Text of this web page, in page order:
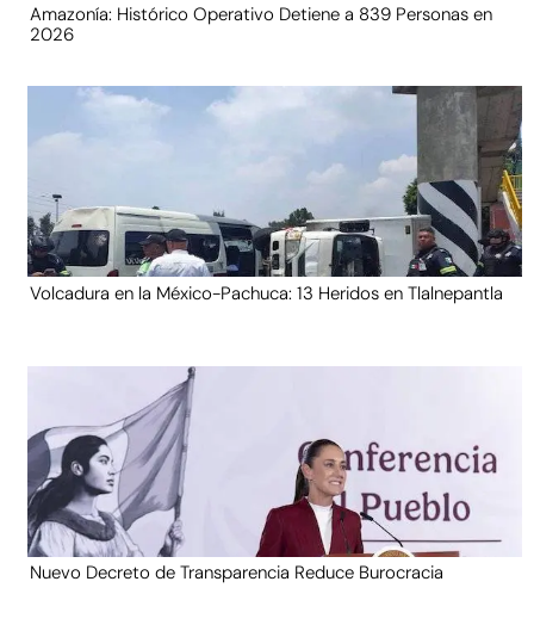
Amazonía: Histórico Operativo Detiene a 839 Personas en
2026
Volcadura en la México-Pachuca: 13 Heridos en Tlalnepantla
Nuevo Decreto de Transparencia Reduce Burocracia